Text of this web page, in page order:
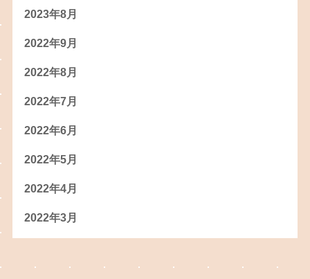
2023年8月
2022年9月
2022年8月
2022年7月
2022年6月
2022年5月
2022年4月
2022年3月